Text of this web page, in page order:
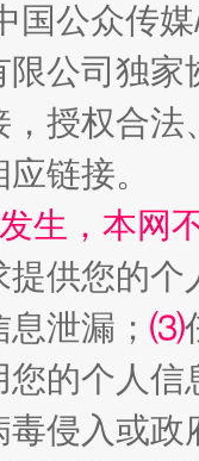
"炒
国公众传
公司独
授权合
链接。
生，本网
供您的个
泄漏； ⑶
的个人
侵入或